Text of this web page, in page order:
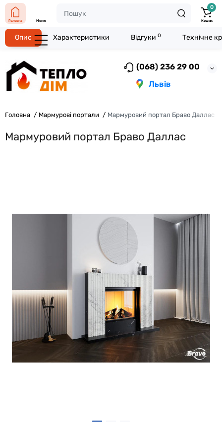
(068) 236 29 00
Львів
Головна Меню
0
Кошик
Головна Мармурові портали Мармуровий портал Браво Даллас
Мармуровий портал Браво Даллас
Опис Характеристики Відгуки 0 Технічне